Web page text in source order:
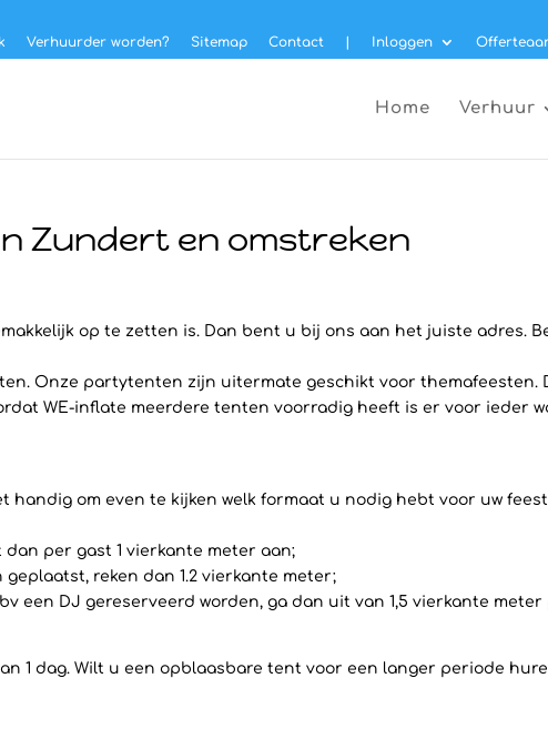
Verhuurder worden? Sitemap Contact Inloggen
Home Verhuur
Zundert en omstreken
op te zetten is. Dan bent u bij ons aan het juiste adres.
Onze partytenten zijn uitermate geschikt voor themafeesten.
WE-inflate meerdere tenten voorradig heeft is er voor ieder
om even te kijken welk formaat u nodig hebt voor uw
per gast 1 vierkante meter aan;
reken dan 1.2 vierkante meter;
een DJ gereserveerd worden, ga dan uit van 1,5 vierkante meter
1 dag. Wilt u een opblaasbare tent voor een langer periode